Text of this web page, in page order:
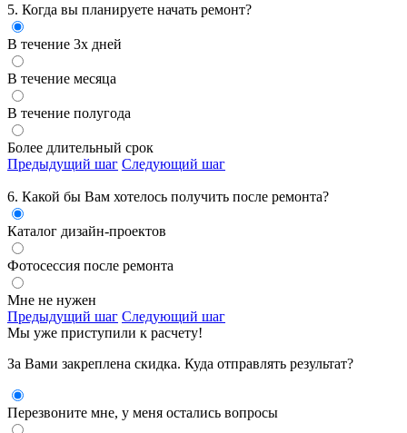
5. Когда вы планируете начать ремонт?
В течение 3х дней
В течение месяца
В течение полугода
Более длительный срок
Предыдущий шаг Следующий шаг
6. Какой бы Вам хотелось получить после ремонта?
Каталог дизайн-проектов
Фотосессия после ремонта
Мне не нужен
Предыдущий шаг Следующий шаг
Мы уже приступили к расчету!
За Вами закреплена скидка. Куда отправлять результат?
Перезвоните мне, у меня остались вопросы